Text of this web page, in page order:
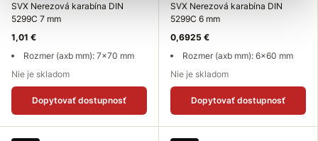
SVX Nerezová karabína DIN
5299C 7 mm
1,01 €
Rozmer (axb mm): 7x70 mm
Nie je skladom
Dopytovať dostupnosť
SVX Nerezová karabína DIN
5299C 6 mm
0,6925 €
Rozmer (axb mm): 6x60 mm
Nie je skladom
Dopytovať dostupnosť